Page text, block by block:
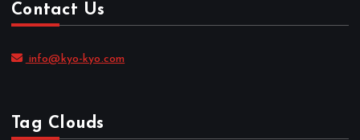
Contact Us
info@kyo-kyo.com
Tag Clouds